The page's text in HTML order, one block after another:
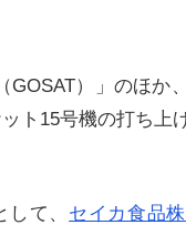
）」のほか
ト15号機の打ち上
て、 セイカ食品